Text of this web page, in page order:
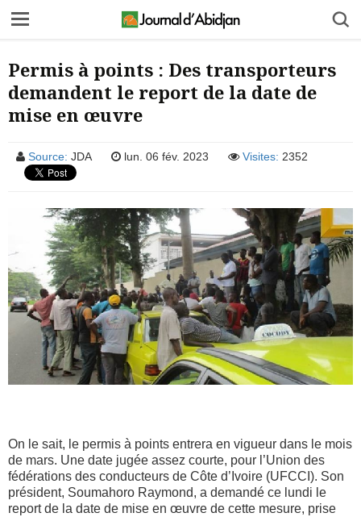
Permis à points : Des transporteurs
demandent le report de la date de
mise en œuvre
Source: JDA lun. 06 fév. 2023 Visites: 2352
On le sait, le permis à points entrera en vigueur dans le mois
de mars. Une date jugée assez courte, pour l’Union des
fédérations des conducteurs de Côte d’Ivoire (UFCCI). Son
président, Soumahoro Raymond, a demandé ce lundi le
report de la date de mise en œuvre de cette mesure, prise